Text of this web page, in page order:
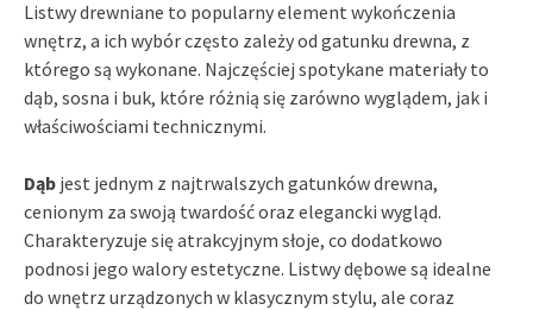
Listwy drewniane to popularny element wykończenia
wnętrz, a ich wybór często zależy od gatunku drewna, z
którego są wykonane. Najczęściej spotykane materiały to
dąb, sosna i buk, które różnią się zarówno wyglądem, jak i
właściwościami technicznymi.
Dąb jest jednym z najtrwalszych gatunków drewna,
cenionym za swoją twardość oraz elegancki wygląd.
Charakteryzuje się atrakcyjnym słoje, co dodatkowo
podnosi jego walory estetyczne. Listwy dębowe są idealne
do wnętrz urządzonych w klasycznym stylu, ale coraz